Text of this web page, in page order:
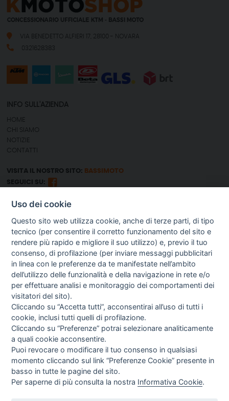
VIA BENEDETTO ALFIERI 17, 28100 - NOVARA
0321628383
INFO SULL'AZIENDA
HOME
CHI SIAMO
NOTIZIE
CONTATTI
VISITA IL NOSTRO SITO: BASSIMOTO
SEGUICI SU:
GUIDA AGLI ACQUISTI
SPEDIZIONI E COSTI
PAGAMENTI
DIRITTO DI RECESSO
PROCEDURA DI ACQUISTO
TERMINI & CONDIZIONI
GESTIONE RESI
PRIVACY
COOKIE POLICY
PREFERENZE COOKIE
NEWSLETTER
Letta l’informativa privacy acconsento espressamente al trattamento dei miei
dati personali per comunicazioni e messaggi con finalità di marketing.
Consulta la nostra Privacy Policy
Uso dei cookie
Questo sito web utilizza cookie, anche di terze parti, di tipo
tecnico (per consentire il corretto funzionamento del sito e
rendere più rapido e migliore il suo utilizzo) e, previo il tuo
consenso, di profilazione (per inviare messaggi pubblicitari
in linea con le preferenze da te manifestate nell’ambito
dell’utilizzo delle funzionalità e della navigazione in rete e/o
per effettuare analisi e monitoraggio dei comportamenti dei
visitatori del sito).
Cliccando su “Accetta tutti”, acconsentirai all’uso di tutti i
cookie, inclusi tutti quelli di profilazione.
Cliccando su “Preferenze” potrai selezionare analiticamente
a quali cookie acconsentire.
Puoi revocare o modificare il tuo consenso in qualsiasi
momento cliccando sul link “Preferenze Cookie” presente in
basso in tutte le pagine del sito.
Per saperne di più consulta la nostra Informativa Cookie.